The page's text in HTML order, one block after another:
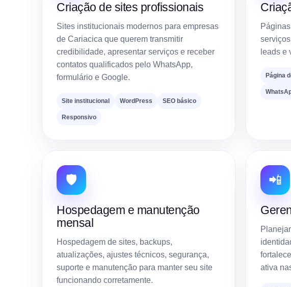
Criação de sites profissionais
Sites institucionais modernos para empresas
de Cariacica que querem transmitir
credibilidade, apresentar serviços e receber
contatos qualificados pelo WhatsApp,
formulário e Google.
Site institucional WordPress SEO básico
Responsivo
leads e
Página
🛡️
Hospedagem e manutenção
mensal
Hospedagem de sites, backups,
atualizações, ajustes técnicos, segurança,
suporte e manutenção para manter seu site
funcionando corretamente.
📲
ativa